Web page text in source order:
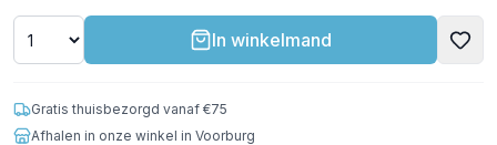
In winkelmand
Gratis thuisbezorgd vanaf €75
Afhalen in onze winkel in Voorburg